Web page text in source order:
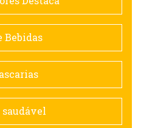
Bebidas
saudável